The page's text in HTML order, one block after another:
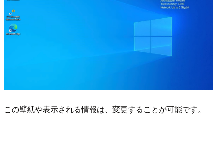
この壁紙や表示される情報は、変更することが可能です。